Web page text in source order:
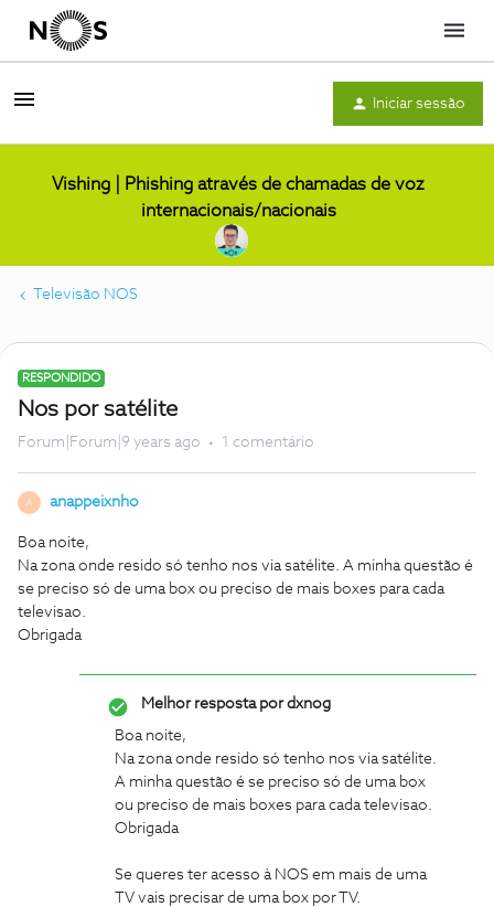
Menu
Iniciar sessão
Vishing | Phishing através de chamadas de voz
internacionais/nacionais
Televisão NOS
RESPONDIDO
Nos por satélite
Forum|Forum|9 years ago 1 comentário
A anappeixnho
Boa noite,
Na zona onde resido só tenho nos via satélite. A minha questão é
se preciso só de uma box ou preciso de mais boxes para cada
televisao.
Obrigada
Melhor resposta pordxnog
Boa noite,
Na zona onde resido só tenho nos via satélite.
A minha questão é se preciso só de uma box
ou preciso de mais boxes para cada televisao.
Obrigada
Se queres ter acesso à NOS em mais de uma
TV vais precisar de uma box por TV.